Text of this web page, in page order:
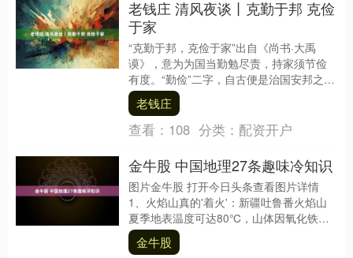
老钱庄 清风夜谈丨克勤于邦 克俭
于家
“克勤于邦，克俭于家”出自《尚书·大禹
谟》，意为为国当勤勉尽责，持家须节俭
有度。“勤俭”二字，自古便是治国安邦之基
石老钱庄，修身齐家之圭臬。 古人云：“静
以修身....
老钱庄
查看： 108 分类： 配资开户
金牛股 中国地理27条趣味冷知识
图片金牛股 打开今日头条查看图片详情
1、火焰山真的'着火'：新疆吐鲁番火焰山
夏季地表温度可达80°C，山体因氧化铁呈
红色，是世界最热的地表之一 。 2、云南
石....
金牛股